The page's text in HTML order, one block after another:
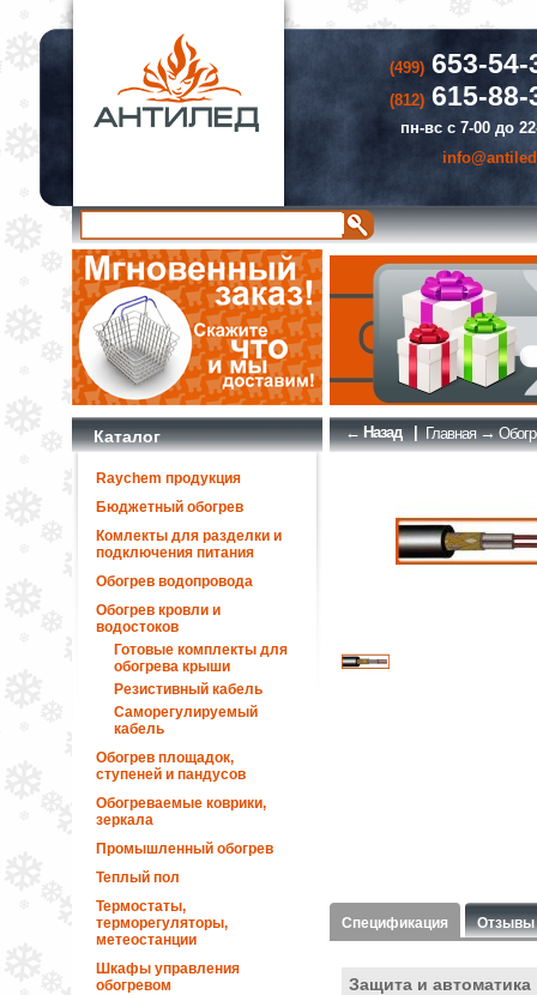
(499)653-54-
(812)615-88-
пн-вс с 7-00 до
Каталог
Raychem продукция
Бюджетный обогрев
Комлекты для разделки и
подключения питания
Обогрев водопровода
Обогрев кровли и
водостоков
Готовые комплекты для
обогрева крыши
Резистивный кабель
Саморегулируемый
кабель
Обогрев площадок,
ступеней и пандусов
Обогреваемые коврики,
зеркала
Промышленный обогрев
Теплый пол
Термостаты,
терморегуляторы,
метеостанции
Шкафы управления
обогревом
← Назад | Главная→
Спецификация Отзывы
Защита и автоматика